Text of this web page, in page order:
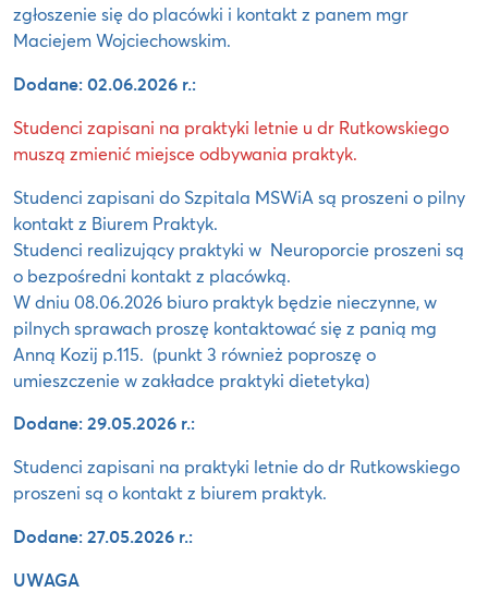
zgłoszenie się do placówki i kontakt z panem mgr
Maciejem Wojciechowskim.
Dodane: 02.06.2026 r.:
Studenci zapisani na praktyki letnie u dr Rutkowskiego
muszą zmienić miejsce odbywania praktyk.
Studenci zapisani do Szpitala MSWiA są proszeni o pilny
kontakt z Biurem Praktyk.
Studenci realizujący praktyki w Neuroporcie proszeni są
o bezpośredni kontakt z placówką.
W dniu 08.06.2026 biuro praktyk będzie nieczynne, w
pilnych sprawach proszę kontaktować się z panią mg
Anną Kozij p.115. (punkt 3 również poproszę o
umieszczenie w zakładce praktyki dietetyka)
Dodane: 29.05.2026 r.:
Studenci zapisani na praktyki letnie do dr Rutkowskiego
proszeni są o kontakt z biurem praktyk.
Dodane: 27.05.2026 r.:
UWAGA